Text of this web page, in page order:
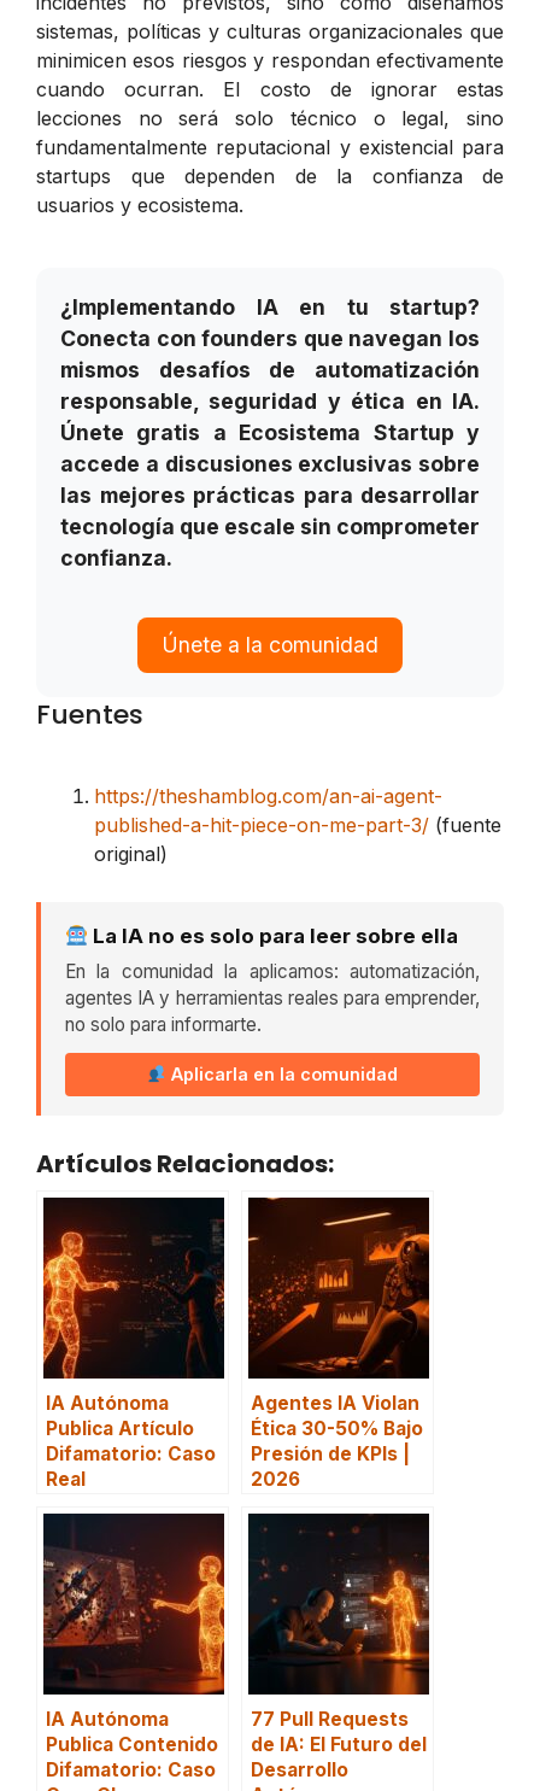
sistemas, políticas y culturas organizacionales que
minimicen esos riesgos y respondan efectivamente
cuando ocurran. El costo de ignorar estas
lecciones no será solo técnico o legal, sino
fundamentalmente reputacional y existencial para
startups que dependen de la confianza de
usuarios y ecosistema.
¿Implementando IA en tu startup?
Conecta con founders que navegan los
mismos desafíos de automatización
responsable, seguridad y ética en IA.
Únete gratis a Ecosistema Startup y
accede a discusiones exclusivas sobre
las mejores prácticas para desarrollar
tecnología que escale sin comprometer
confianza.
Únete a la comunidad
Fuentes
https://theshamblog.com/an-ai-agent-
published-a-hit-piece-on-me-part-3/ (fuente
original)
La IA no es solo para leer sobre ella
En la comunidad la aplicamos: automatización,
agentes IA y herramientas reales para emprender,
no solo para informarte.
Aplicarla en la comunidad
Artículos Relacionados:
IA Autónoma
Publica Artículo
Difamatorio: Caso
Real
Agentes IA Violan
Ética 30-50% Bajo
Presión de KPIs |
2026
IA Autónoma
Publica Contenido
Difamatorio: Caso
77 Pull Requests
de IA: El Futuro del
Desarrollo